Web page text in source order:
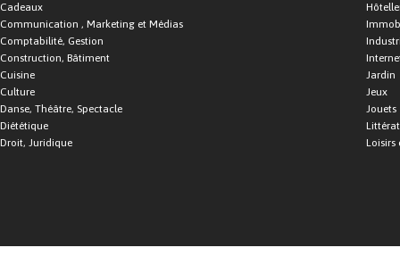
Cadeaux
Communication , Marketing et Médias
Comptabilité, Gestion
Construction, Bâtiment
Cuisine
Culture
Danse, Théâtre, Spectacle
Diététique
Droit, Juridique
Jardin
Jeux
Jouets
Loisirs